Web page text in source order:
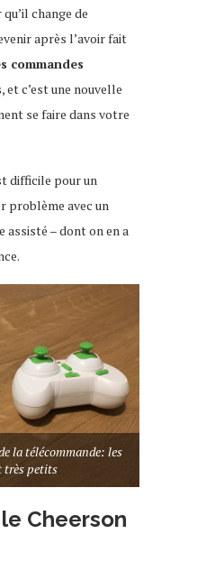
qu’il change de
après l’avoir fait
commandes
, et c’est une nouvelle
se faire dans votre
difficile pour un
problème avec un
assisté – dont on en a
la télécommande: les
très petits
Cheerson